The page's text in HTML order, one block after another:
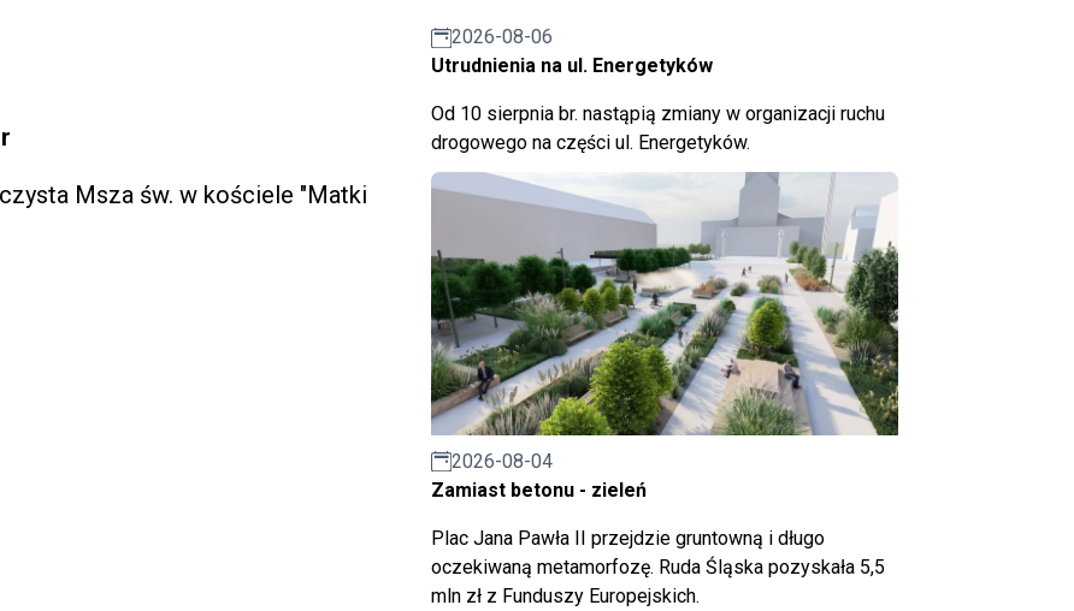
Msza św. w kościele "Matki
2026-08-06
Utrudnienia na ul. Energetyków
Od 10 sierpnia br. nastąpią zmiany w organizacji ruchu
drogowego na części ul. Energetyków.
2026-08-04
Zamiast betonu - zieleń
Plac Jana Pawła II przejdzie gruntowną i długo
oczekiwaną metamorfozę. Ruda Śląska pozyskała 5,5
mln zł z Funduszy Europejskich.